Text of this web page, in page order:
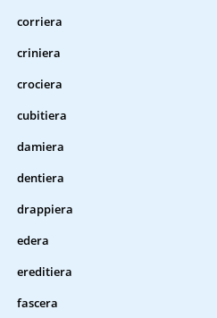
corriera
criniera
crociera
cubitiera
damiera
dentiera
drappiera
edera
ereditiera
fascera